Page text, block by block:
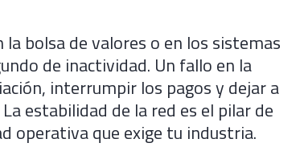
bolsa de valores o en los sistemas
de inactividad. Un fallo en la
interrumpir los pagos y dejar a
estabilidad de la red es el pilar de
operativa que exige tu industria.